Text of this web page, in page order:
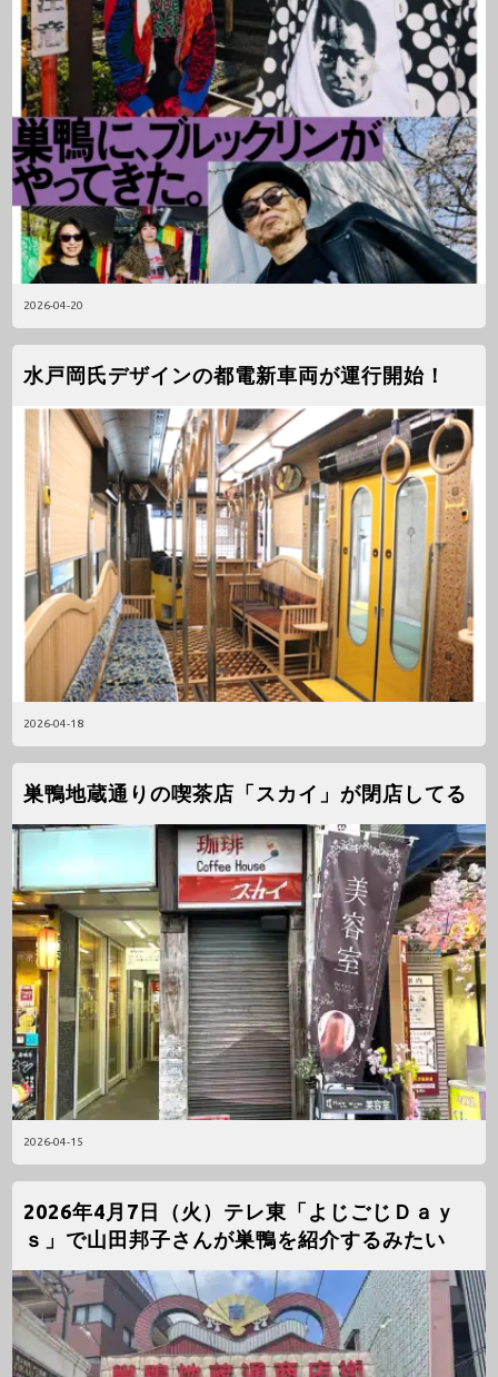
2026-04-20
2026-04-18
水戸岡氏デザインの都電新車両が運行開始！
2026-04-15
巣鴨地蔵通りの喫茶店「スカイ」が閉店してる
2026年4月7日（火）テレ東「よじごじＤａｙ
ｓ」で山田邦子さんが巣鴨を紹介するみたい